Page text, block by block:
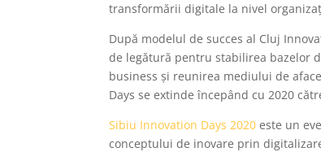
transformării digitale la nivel
După modelul de succes al Cluj
de legătură pentru stabilirea bazelor
business și reunirea mediului de
Days se extinde începând cu 2020
Sibiu Innovation Days 2020 este un
conceptului de inovare prin